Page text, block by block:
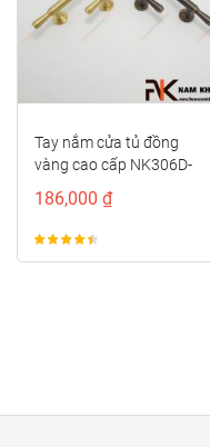
Tay nắm cửa tủ đồng
vàng cao cấp NK306D-
DVM
186,000 ₫